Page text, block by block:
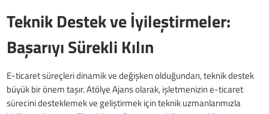
Teknik Destek ve İyileştirmeler:
Başarıyı Sürekli Kılın
E-ticaret süreçleri dinamik ve değişken olduğundan, teknik destek
büyük bir önem taşır. Atölye Ajans olarak, işletmenizin e-ticaret
sürecini desteklemek ve geliştirmek için teknik uzmanlarımızla